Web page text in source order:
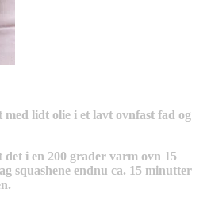
lidt olie i et lavt ovnfast fad og
i en 200 grader varm ovn 15
squashene endnu ca. 15 minutter